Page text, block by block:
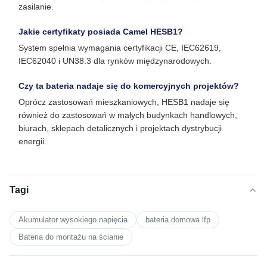
zasilanie.
Jakie certyfikaty posiada Camel HESB1?
System spełnia wymagania certyfikacji CE, IEC62619,
IEC62040 i UN38.3 dla rynków międzynarodowych.
Czy ta bateria nadaje się do komercyjnych projektów?
Oprócz zastosowań mieszkaniowych, HESB1 nadaje się
również do zastosowań w małych budynkach handlowych,
biurach, sklepach detalicznych i projektach dystrybucji
energii.
Tagi
Akumulator wysokiego napięcia
bateria domowa lfp
Bateria do montażu na ścianie